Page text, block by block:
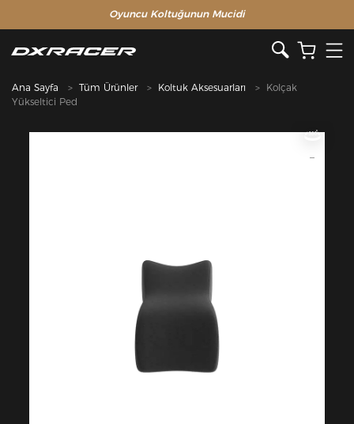
Oyuncu Koltuğunun Mucidi
Ana Sayfa Tüm Ürünler Koltuk Aksesuarları
Kolçak
Yükseltici Ped